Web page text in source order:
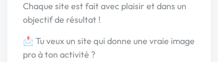
Chaque site est fait avec plaisir et dans un
objectif de résultat !
📩 Tu veux un site qui donne une vraie image
pro à ton activité ?